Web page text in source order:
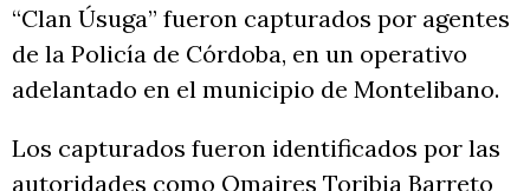
“Clan Úsuga” fueron capturados por agentes
de la Policía de Córdoba, en un operativo
adelantado en el municipio de Montelibano.
Los capturados fueron identificados por las
autoridades como Omaires Toribia Barreto